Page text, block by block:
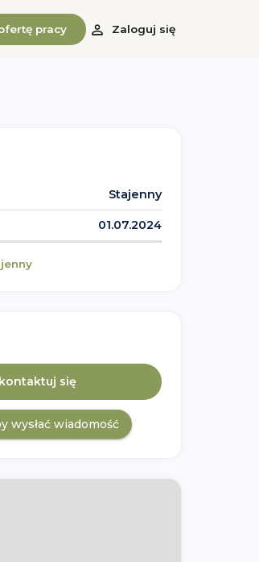
pracy Zaloguj się
Stajenny
01.07.2024
się
wysłać wiadomość